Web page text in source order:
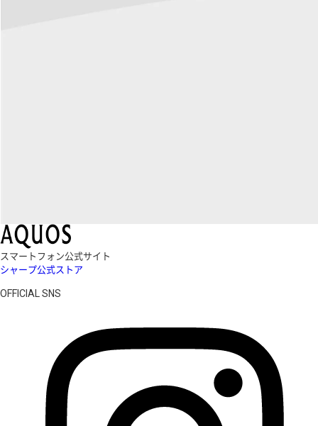
スマートフォン公式サイト
シャープ公式ストア
OFFICIAL SNS